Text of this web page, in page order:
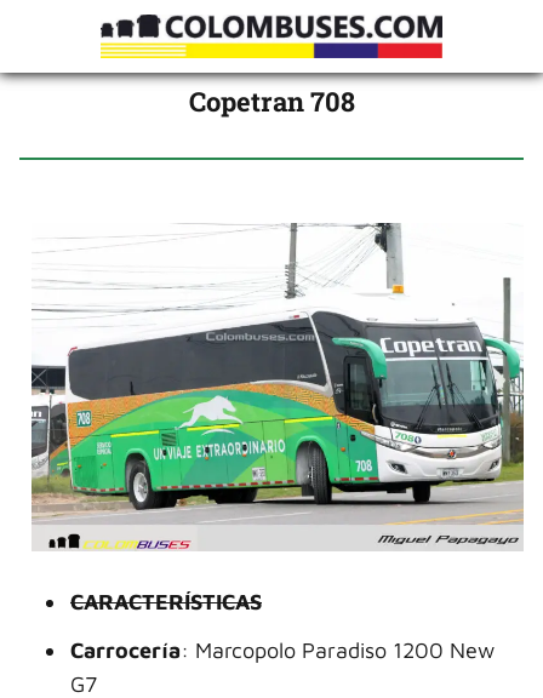
Copetran 708
CARACTERÍSTICAS
Carrocería: Marcopolo Paradiso 1200 New
G7